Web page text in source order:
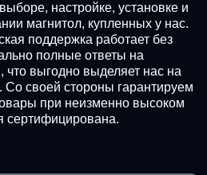
настройке, установке и
магнитол, купленных у нас.
поддержка работает без
полные ответы на
выгодно выделяет нас на
своей стороны гарантируем
при неизменно высоком
сертифицирована.